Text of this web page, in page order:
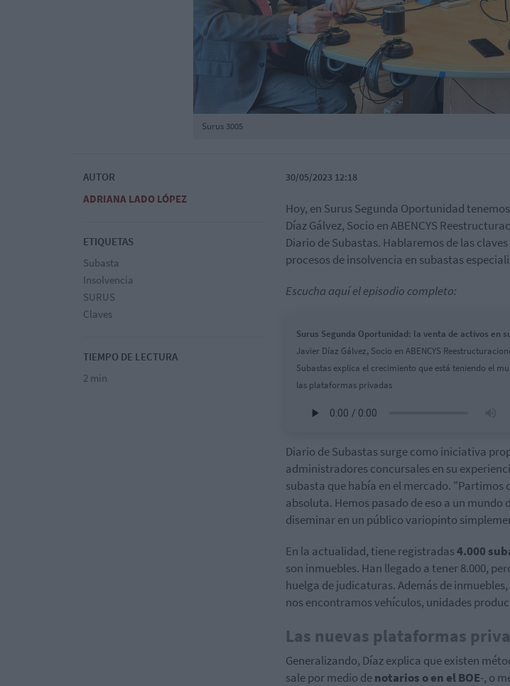
Surus 3005
AUTOR
ADRIANA LADO LÓPEZ
ETIQUETAS
Subasta
Insolvencia
SURUS
Claves
TIEMPO DE LECTURA
2 min
30/05/2023 12:18
Hoy, en Surus Segunda Oportunidad
Díaz Gálvez, Socio en ABENCYS
Diario de Subastas. Hablaremos de las
procesos de insolvencia en subastas
Escucha aquí el episodio completo:
Surus Segunda Oportunidad: la venta de activos en
Javier Díaz Gálvez, Socio en ABENCYS
Subastas explica el crecimiento que está teniendo el
las plataformas privadas
Diario de Subastas surge como iniciativa
administradores concursales en su
subasta que había en el mercado. "Partimos
absoluta. Hemos pasado de eso a un
diseminar en un público variopinto
En la actualidad, tiene registradas4.000
son inmuebles. Han llegado a tener 8.000,
huelga de judicaturas. Además de
nos encontramos vehículos, unidades
Las nuevas plataformas
Generalizando, Díaz explica que existen
sale por medio denotarios o en elBOE-, o